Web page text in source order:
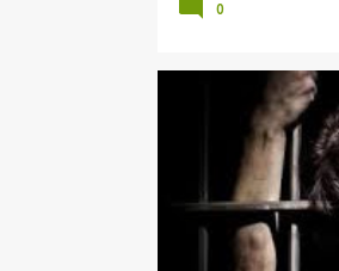
0
AGENDA DEL CRIMEN